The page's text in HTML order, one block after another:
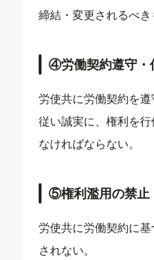
締結・変更されるべき
④労働契約遵守・
労使共に労働契約を
従い誠実に、権利を
なければならない。
⑤権利濫用の禁止
労使共に労働契約に
されない。